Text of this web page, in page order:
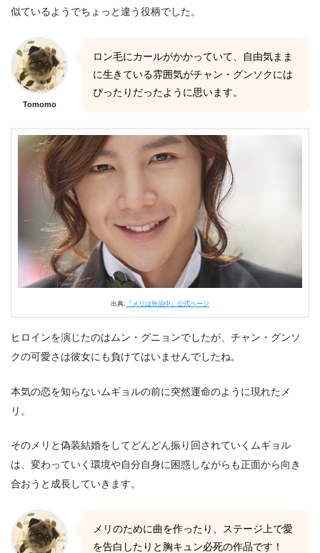
似ているようでちょっと違う役柄でした。
Tomomo
ロン毛にカールがかかっていて、自由気まま
に生きている雰囲気がチャン・グンソクには
ぴったりだったように思います。
出典: 『メリは外泊中』公式ページ
ヒロインを演じたのはムン・グニョンでしたが、チャン・グンソ
クの可愛さは彼女にも負けてはいませんでしたね。
本気の恋を知らないムギョルの前に突然運命のように現れたメ
リ。
そのメリと偽装結婚をしてどんどん振り回されていくムギョル
は、変わっていく環境や自分自身に困惑しながらも正面から向き
合おうと成長していきます。
メリのために曲を作ったり、ステージ上で愛
を告白したりと胸キュン必死の作品です！